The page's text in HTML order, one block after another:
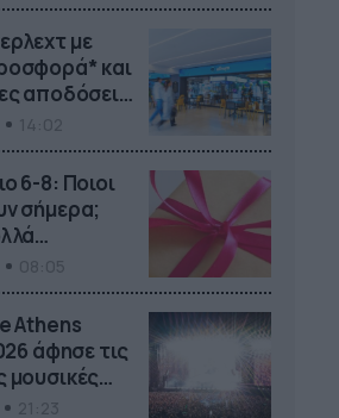
με
και
αποδόσεις
6-8: Ποιοι
σήμερα;
Athens
άφησε τις
μουσικές